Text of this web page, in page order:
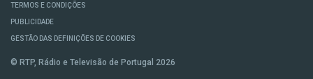
TERMOS E CONDIÇÕES
PUBLICIDADE
GESTÃO DAS DEFINIÇÕES DE COOKIES
© RTP, Rádio e Televisão de Portugal 2026